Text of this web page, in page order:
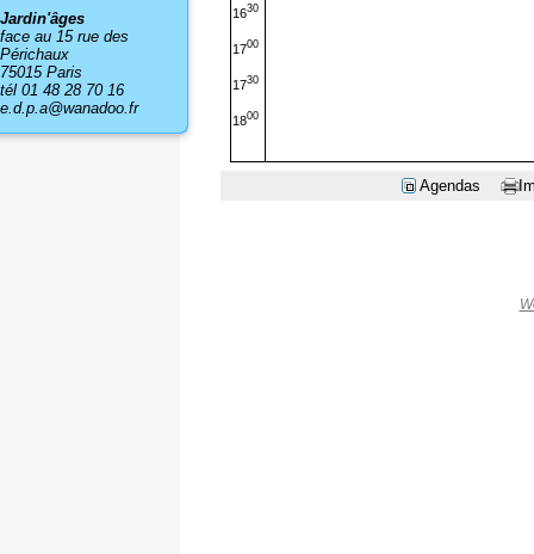
1630
1700
1730
1800
Agendas
Jardin'âges
face au 15 rue des
Périchaux
75015 Paris
tél 01 48 28 70 16
e.d.p.a@wanadoo.fr